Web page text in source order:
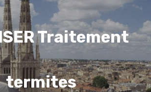
Traitement
termites